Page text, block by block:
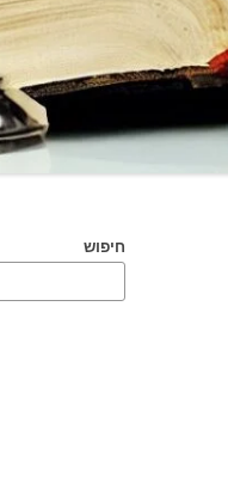
חיפוש